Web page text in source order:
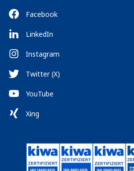
Facebook
LinkedIn
Instagram
Twitter (X)
YouTube
Xing